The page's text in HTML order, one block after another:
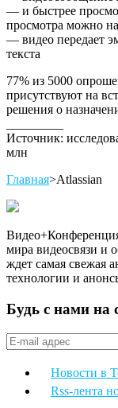
— и быстрее
просмотра можно
— видео передает
текста
77% из 5000
присутствуют на
решения о
Источник:
млн
Главная>Atlassian
мира видеосвязи и
ждет самая свежая
технологии и
Будь с нами на
Новости в
Rss-лента